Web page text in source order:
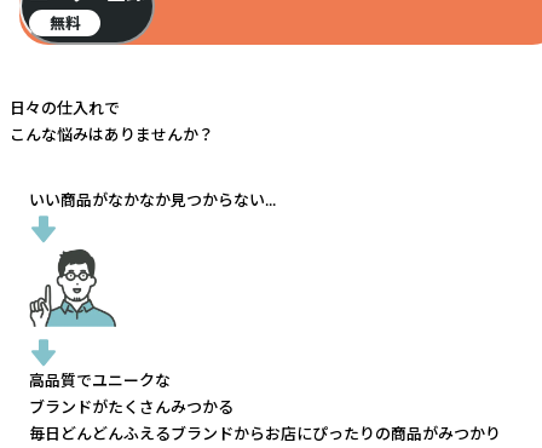
無料
日々の仕入れで
こんな悩みはありませんか？
いい商品がなかなか見つからない...
高品質でユニークな
ブランドがたくさんみつかる
毎日どんどんふえるブランドからお店にぴったりの商品がみつかり